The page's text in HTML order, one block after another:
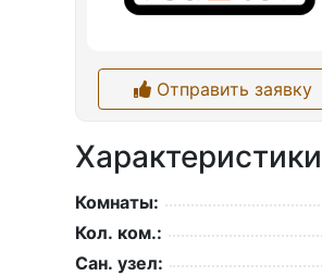
Отправить заявку
Комнаты:
Кол. ком.:
Сан. узел: